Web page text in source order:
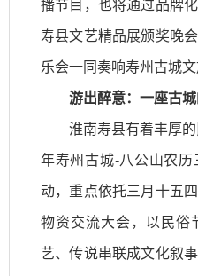
播节目，也将通过品牌
寿县文艺精品展颁奖晚
乐会一同奏响寿州古城文
游出醉意：一座古
淮南寿县有着丰厚
年寿州古城-八公山农
动，重点依托三月十五
物资交流大会，以民俗
艺、传说串联成文化叙